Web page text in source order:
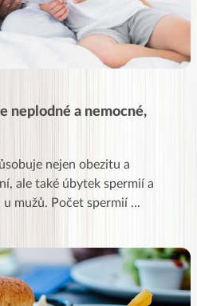
neplodné a nemocné,
nejen obezitu a
ale také úbytek spermií a
mužů. Počet spermií ...